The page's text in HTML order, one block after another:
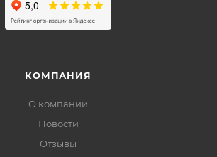
КОМПАНИЯ
О компании
Новости
Отзывы